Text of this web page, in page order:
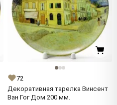
72
Декоративная тарелка Винсент
Ван Гог Дом 200 мм.